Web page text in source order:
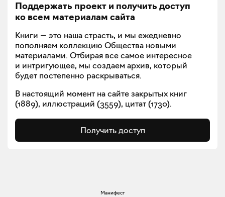
Поддержать проект и получить доступ
ко всем материалам сайта
Книги — это наша страсть, и мы ежедневно
пополняем коллекцию Общества новыми
материалами. Отбирая все самое интересное
и интригующее, мы создаем архив, который
будет постепенно раскрываться.
В настоящий момент на сайте закрытых книг
(1889), иллюстраций (3559), цитат (1730).
Получить доступ
Манифест